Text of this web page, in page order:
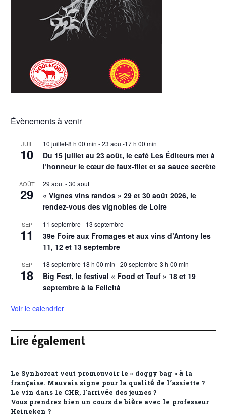
Évènements à venir
JUIL
10
10 juillet-8 h 00 min -23 août-17 h 00 min
Du 15 juillet au 23 août, le café Les Éditeurs met à
l’honneur le cœur de faux-filet et sa sauce secrète
AOÛT
29
29 août-30 août
« Vignes vins randos » 29 et 30 août 2026, le
rendez-vous des vignobles de Loire
SEP
11
11 septembre - 13 septembre
39e Foire aux Fromages et aux vins d’Antony les
11, 12 et 13 septembre
SEP
18
18 septembre-18 h 00 min -20 septembre-3 h 00 min
Big Fest, le festival « Food et Teuf » 18 et 19
septembre à la Felicità
Voir le calendrier
Lire également
Le Synhorcat veut promouvoir le « doggy bag » à la
française. Mauvais signe pour la qualité de l’assiette ?
Le vin dans le CHR, l’arrivée des jeunes ?
Vous prendrez bien un cours de bière avec le professeur